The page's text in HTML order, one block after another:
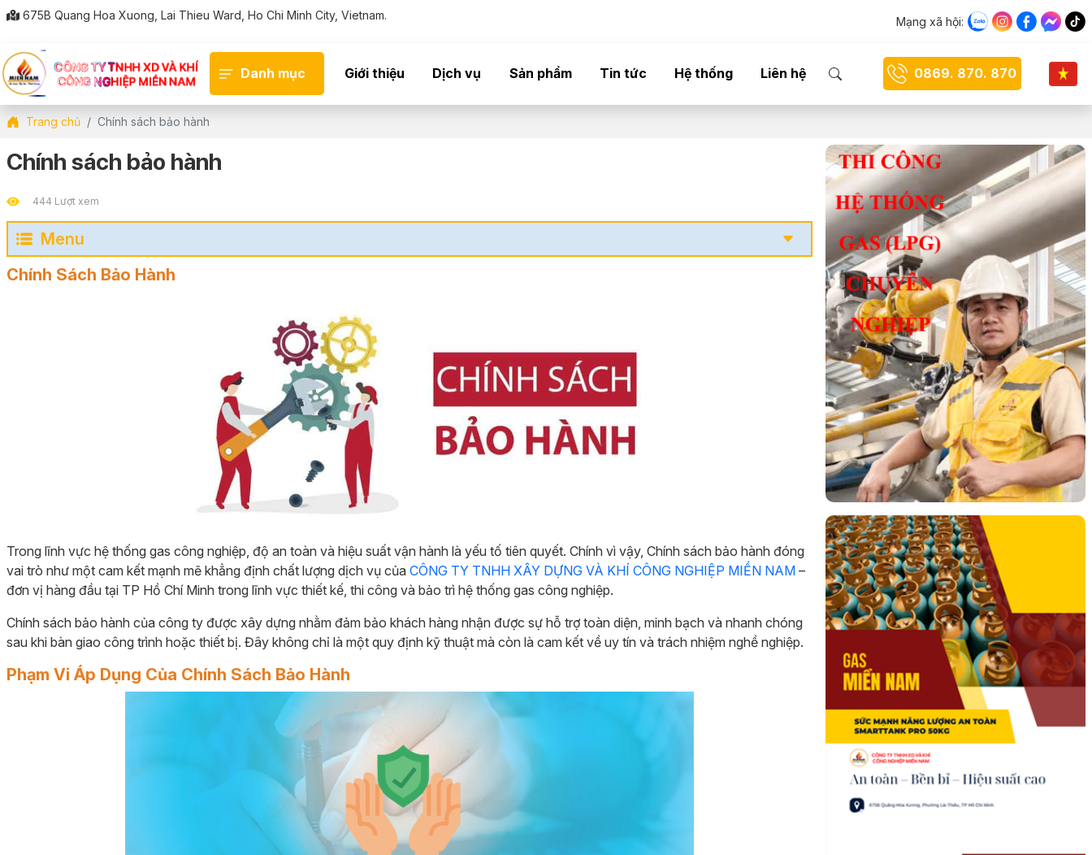
675B Quang Hoa Xuong, Lai Thieu Ward, Ho Chi Minh City, Vietnam. Mạng xã hội:
Danh mục Giới thiệu Dịch vụ Sản phẩm Tin tức Hệ thống Liên hệ 0869. 870. 870
Trang chủ Chính sách bảo hành
Chính sách bảo hành
444 Lượt xem
Menu
Chính Sách Bảo Hành
Trong lĩnh vực hệ thống gas công nghiệp, độ an toàn và hiệu suất vận hành là yếu tố tiên quyết. Chính vì vậy, Chính sách bảo hành đóng
vai trò như một cam kết mạnh mẽ khẳng định chất lượng dịch vụ của CÔNG TY TNHH XÂY DỰNG VÀ KHÍ CÔNG NGHIỆP MIỀN NAM –
đơn vị hàng đầu tại TP Hồ Chí Minh trong lĩnh vực thiết kế, thi công và bảo trì hệ thống gas công nghiệp.
Chính sách bảo hành của công ty được xây dựng nhằm đảm bảo khách hàng nhận được sự hỗ trợ toàn diện, minh bạch và nhanh chóng
sau khi bàn giao công trình hoặc thiết bị. Đây không chỉ là một quy định kỹ thuật mà còn là cam kết về uy tín và trách nhiệm nghề nghiệp.
Phạm Vi Áp Dụng Của Chính Sách Bảo Hành